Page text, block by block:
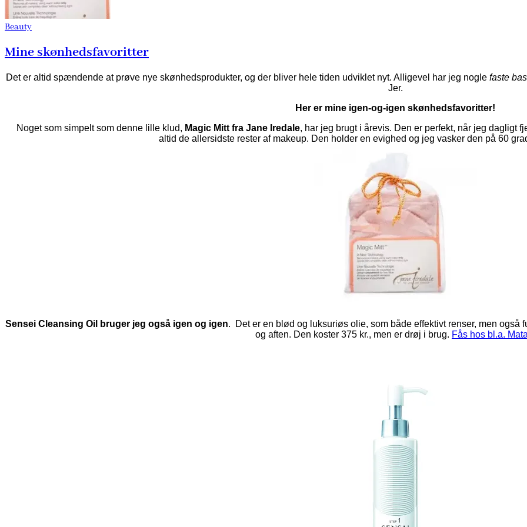
Beauty
Mine skønhedsfavoritter
Det er altid spændende at prøve nye skønhedsprodukter, og der bliver hele tiden udviklet nyt. Alligevel har jeg nogle faste
Jer.
Her er mine igen-og-igen skønhedsfavoritter!
Noget som simpelt som denne lille klud, Magic Mitt fra Jane Iredale, har jeg brugt i årevis. Den er perfekt, når jeg dagligt
altid de allersidste rester af makeup. Den holder en evighed og jeg vasker den på 60
Sensei Cleansing Oil bruger jeg også igen og igen. Det er en blød og luksuriøs olie, som både effektivt renser, men også
og aften. Den koster 375 kr., men er drøj i brug. Fås hos bl.a.